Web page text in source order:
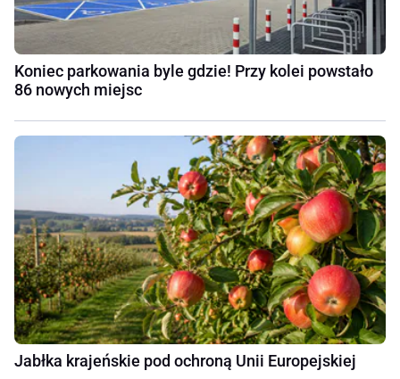
Koniec parkowania byle gdzie! Przy kolei powstało
86 nowych miejsc
Jabłka krajeńskie pod ochroną Unii Europejskiej